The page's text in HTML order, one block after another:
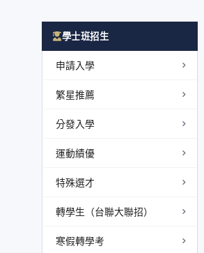
學士班招生
申請入學
繁星推薦
分發入學
運動績優
特殊選才
轉學生（台聯大聯招）
寒假轉學考